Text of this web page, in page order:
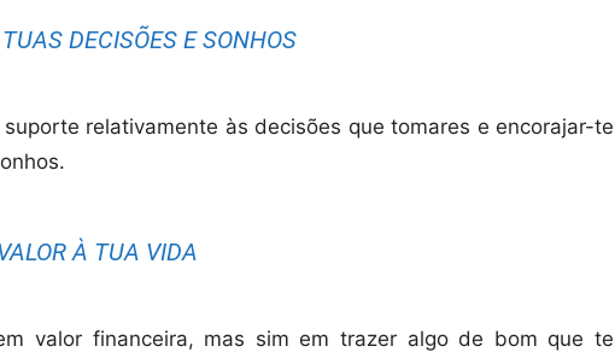
DECISÕES E SONHOS
relativamente às decisões que tomares e encorajar-te
À TUA VIDA
valor financeira, mas sim em trazer algo de bom que te